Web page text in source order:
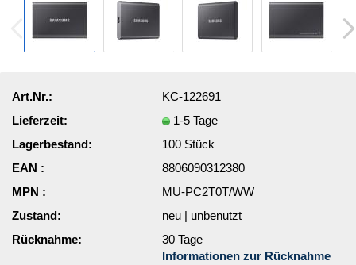
Art.Nr.:
KC-122691
Lieferzeit:
1-5 Tage
Lagerbestand:
100 Stück
EAN :
8806090312380
MPN :
MU-PC2T0T/WW
Zustand:
neu | unbenutzt
Rücknahme:
30 Tage
Informationen zur Rücknahme